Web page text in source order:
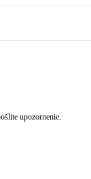
upozornenie.